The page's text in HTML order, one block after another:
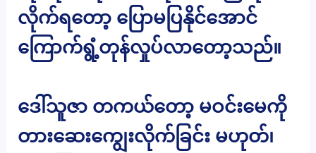
လိုက်ရတော့ ပြောမပြနိုင်အောင်
ကြောက်ရွံ့တုန်လှုပ်လာတော့သည်။
ဒေါ်သူဇာ တကယ်တော့ မဝင်းမေကို
တားဆေးကျွေးလိုက်ခြင်း မဟုတ်၊